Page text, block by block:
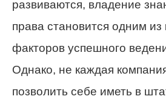
развиваются, владение
права становится одним
факторов успешного
Однако, не каждая
позволить себе иметь в